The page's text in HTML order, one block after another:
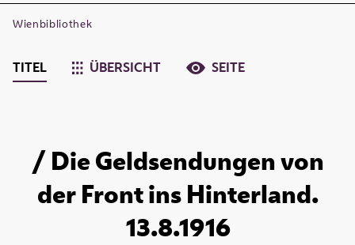
Wienbibliothek
TITEL ÜBERSICHT SEITE
/ Die Geldsendungen von
der Front ins Hinterland.
13.8.1916